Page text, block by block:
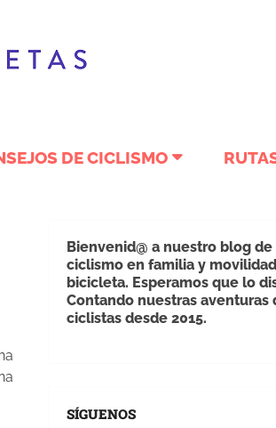
DE CICLISMO
Bienvenid@ a nuestro blog de
ciclismo en familia y
bicicleta. Esperamos que lo
Contando nuestras aventuras
ciclistas desde 2015.
SÍGUENOS